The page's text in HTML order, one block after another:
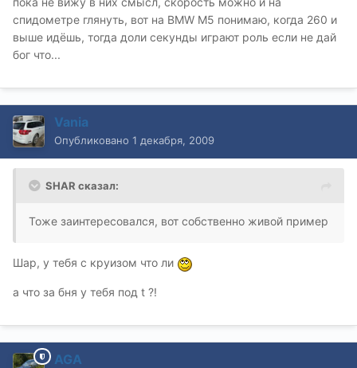
спидометре глянуть, вот на BMW M5 понимаю, когда 260 и
выше идёшь, тогда доли секунды играют роль если не дай
бог что...
Vania
Опубликовано 1 декабря, 2009
SHAR сказал:
Тоже заинтересовался, вот собственно живой пример
Шар, у тебя с круизом что ли
а что за бня у тебя под t ?!
AGA